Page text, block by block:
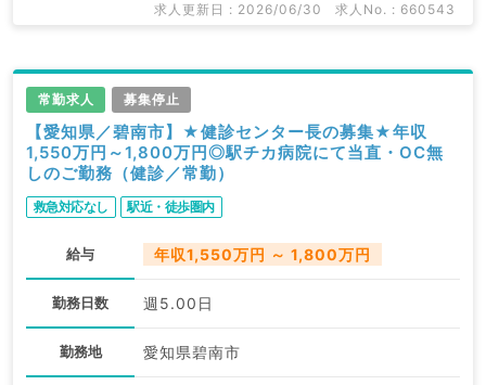
求人更新日 : 2026/06/30 求人No. : 660543
常勤求人 募集停止
【愛知県／碧南市】★健診センター長の募集★年収
1,550万円～1,800万円◎駅チカ病院にて当直・OC無
しのご勤務（健診／常勤）
救急対応なし 駅近・徒歩圏内
給与 年収1,550万円 ～ 1,800万円
勤務日数 週5.00日
勤務地 愛知県碧南市